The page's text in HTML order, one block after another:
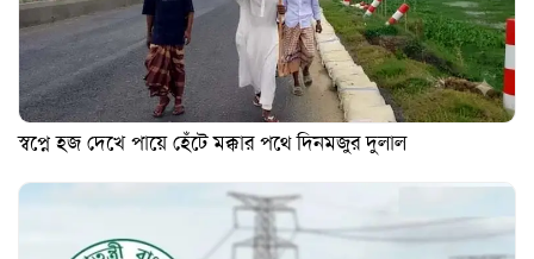
স্বপ্নে হজ দেখে পায়ে হেঁটে মক্কার পথে দিনমজুর দুলাল